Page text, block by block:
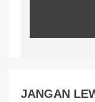
JANGAN